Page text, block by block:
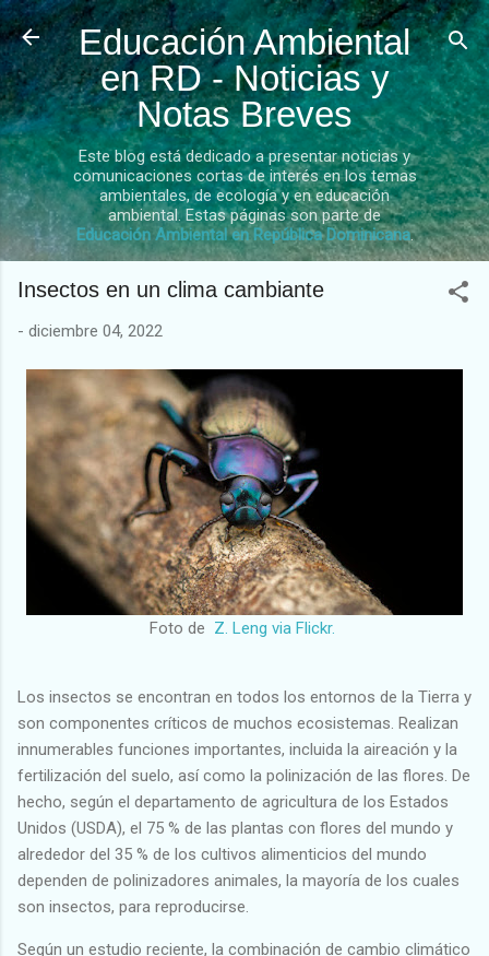
Ir al contenido principal
Educación Ambiental
en RD - Noticias y
Notas Breves
Este blog está dedicado a presentar noticias y
comunicaciones cortas de interés en los temas
ambientales, de ecología y en educación
ambiental. Estas páginas son parte de
Educación Ambiental en República Dominicana.
Insectos en un clima cambiante
- diciembre 04, 2022
Foto de Z. Leng via Flickr.
Los insectos se encontran en todos los entornos de la Tierra y
son componentes críticos de muchos ecosistemas. Realizan
innumerables funciones importantes, incluida la aireación y la
fertilización del suelo, así como la polinización de las flores. De
hecho, según el departamento de agricultura de los Estados
Unidos (USDA), el 75 % de las plantas con flores del mundo y
alrededor del 35 % de los cultivos alimenticios del mundo
dependen de polinizadores animales, la mayoría de los cuales
son insectos, para reproducirse.
Según un estudio reciente, la combinación de cambio climático